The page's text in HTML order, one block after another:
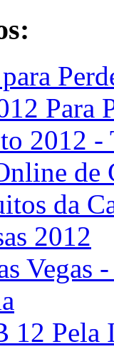
Para
2012 -
de
da
2012
Vegas
12 Pela